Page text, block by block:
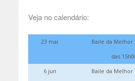
Veja no calendário:
23 mai
Baile da
das
6 jun
Baile da